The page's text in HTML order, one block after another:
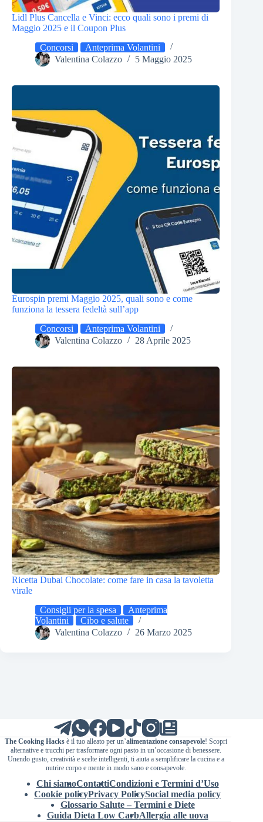
Lidl Plus Cancella e Vinci: ecco quali sono i premi di
Maggio 2025 e il Coupon Plus
Concorsi
Anteprima Volantini
Valentina Colazzo
5 Maggio 2025
Eurospin premi Maggio 2025, quali sono e come
funziona la tessera fedeltà sull’app
Concorsi
Anteprima Volantini
Valentina Colazzo
28 Aprile 2025
Ricetta Dubai Chocolate: come fare in casa la tavoletta
virale
Consigli per la spesa
Anteprima
Volantini
Cibo e salute
Valentina Colazzo
26 Marzo 2025
The Cooking Hacksè il tuo alleato per un’alimentazione consapevole! Scopri
alternative e trucchi per trasformare ogni pasto in un’occasione di benessere.
Unendo gusto, creatività e scelte intelligenti, ti aiuta a semplificare la cucina e a
nutrire corpo e mente in modo sano e consapevole.
Chi siamoContattiCondizioni e Termini d’Uso
Cookie policyPrivacy PolicySocial media policy
Glossario Salute – Termini e Diete
Guida Dieta Low CarbAllergia alle uova